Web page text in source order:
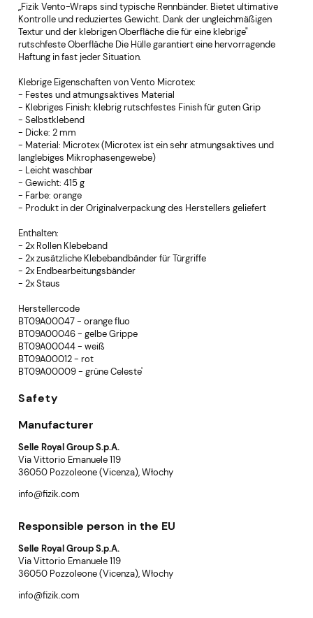
„Fizik Vento-Wraps sind typische Rennbänder. Bietet ultimative
Kontrolle und reduziertes Gewicht. Dank der ungleichmäßigen
Textur und der klebrigen Oberfläche die für eine klebrige"
rutschfeste Oberfläche Die Hülle garantiert eine hervorragende
Haftung in fast jeder Situation.
Klebrige Eigenschaften von Vento Microtex:
- Festes und atmungsaktives Material
- Klebriges Finish: klebrig rutschfestes Finish für guten Grip
- Selbstklebend
- Dicke: 2 mm
- Material: Microtex (Microtex ist ein sehr atmungsaktives und
langlebiges Mikrophasengewebe)
- Leicht waschbar
- Gewicht: 415 g
- Farbe: orange
- Produkt in der Originalverpackung des Herstellers geliefert
Enthalten:
- 2x Rollen Klebeband
- 2x zusätzliche Klebebandbänder für Türgriffe
- 2x Endbearbeitungsbänder
- 2x Staus
Herstellercode
BT09A00047 - orange fluo
BT09A00046 - gelbe Grippe
BT09A00044 - weiß
BT09A00012 - rot
BT09A00009 - grüne Celeste'
Safety
Manufacturer
Selle Royal Group S.p.A.
Via Vittorio Emanuele 119
36050 Pozzoleone (Vicenza), Włochy
info@fizik.com
Responsible person in the EU
Selle Royal Group S.p.A.
Via Vittorio Emanuele 119
36050 Pozzoleone (Vicenza), Włochy
info@fizik.com